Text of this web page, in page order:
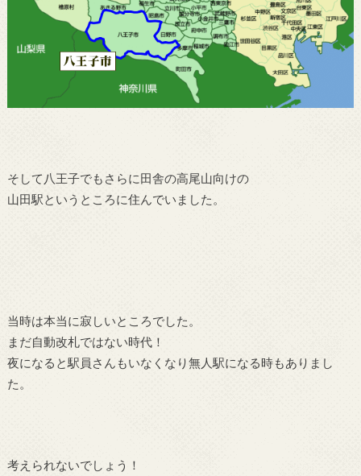
そして八王子でもさらに田舎の高尾山向けの
山田駅というところに住んでいました。
当時は本当に寂しいところでした。
まだ自動改札ではない時代！
夜になると駅員さんもいなくなり無人駅になる時もありまし
た。
考えられないでしょう！